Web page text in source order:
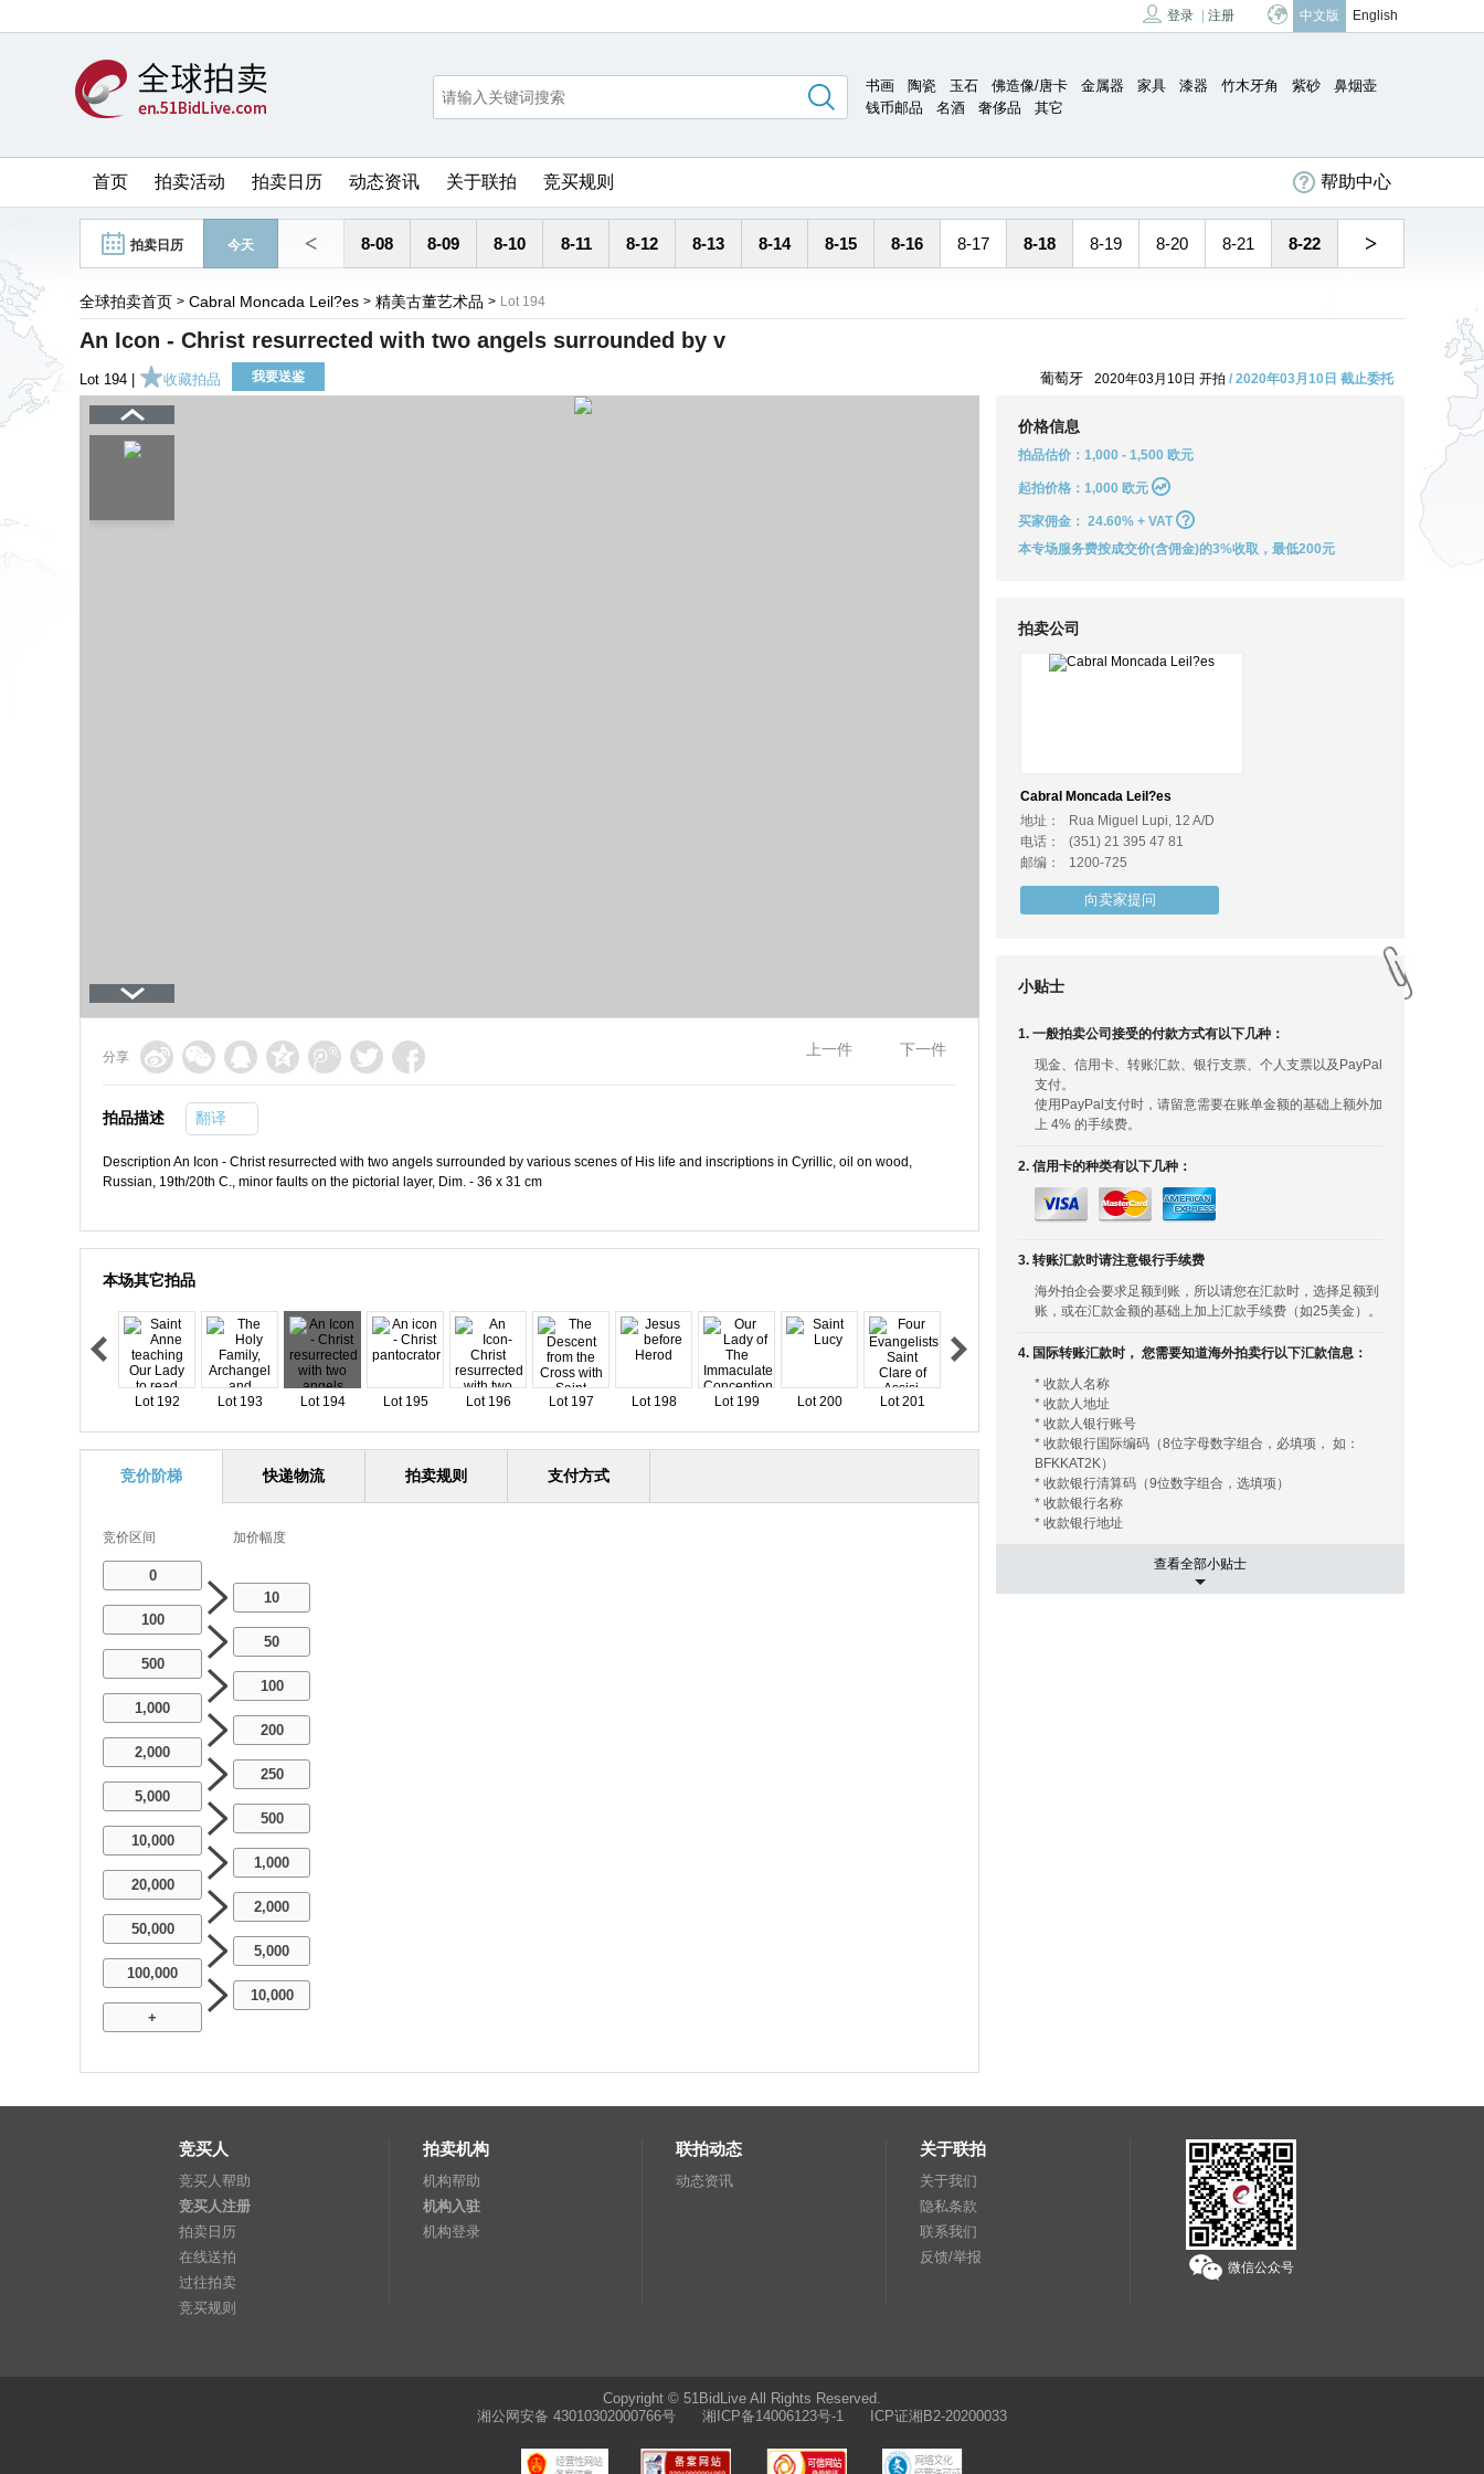
登录 注册 中文版 English
书画 陶瓷 玉石 佛造像/唐卡 金属器 家具 漆器 竹木牙角 紫砂
鼻烟壶
钱币邮品
名酒 奢侈品 其它
首页 拍卖活动 拍卖日历 动态资讯 关于联拍 竞买规则 帮助中心
拍卖日历 今天 < 8-08 8-09 8-10 8-11 8-12 8-13 8-14 8-15 8-16 8-17 8-18 8-19 8-20 8-21 8-22 >
全球拍卖首页 > Cabral Moncada Leil?es > 精美古董艺术品 > Lot 194
An Icon - Christ resurrected with two angels surrounded by v
Lot 194 | 收藏拍品 我要送鉴 葡萄牙 2020年03月10日 开拍 / 2020年03月10日 截止委托
分享 上一件 下一件
拍品描述 翻译
Description An Icon - Christ resurrected with two angels surrounded by various scenes of His life and inscriptions in Cyrillic, oil on wood,
Russian, 19th/20th C., minor faults on the pictorial layer, Dim. - 36 x 31 cm
本场其它拍品
Lot 192 Lot 193 Lot 194 Lot 195 Lot 196 Lot 197 Lot 198 Lot 199 Lot 200 Lot 201
竞价阶梯 快递物流 拍卖规则 支付方式
竞价区间 加价幅度
0
10
100
50
500
100
1,000
200
2,000
250
5,000
500
10,000
1,000
20,000
2,000
50,000
5,000
100,000
10,000
+
价格信息
拍品估价：1,000 - 1,500 欧元
起拍价格：1,000 欧元
买家佣金： 24.60% + VAT
本专场服务费按成交价(含佣金)的3%收取，最低200元
拍卖公司
Cabral Moncada Leil?es
地址：
Rua Miguel Lupi, 12 A/D
电话：
(351) 21 395 47 81
邮编：
1200-725
向卖家提问
小贴士
1. 一般拍卖公司接受的付款方式有以下几种：
现金、信用卡、转账汇款、银行支票、个人支票以及PayPal
支付。
使用PayPal支付时，请留意需要在账单金额的基础上额外加
上 4% 的手续费。
2. 信用卡的种类有以下几种：
3. 转账汇款时请注意银行手续费
海外拍企会要求足额到账，所以请您在汇款时，选择足额到
账，或在汇款金额的基础上加上汇款手续费（如25美金）。
4. 国际转账汇款时， 您需要知道海外拍卖行以下汇款信息：
* 收款人名称
* 收款人地址
* 收款人银行账号
* 收款银行国际编码（8位字母数字组合，必填项， 如：
BFKKAT2K）
* 收款银行清算码（9位数字组合，选填项）
* 收款银行名称
* 收款银行地址
有的海外拍卖行会替您安排和协调运输， 您只需要支付相关
查看全部小贴士
竞买人
竞买人帮助
竞买人注册
拍卖日历
在线送拍
过往拍卖
竞买规则
拍卖机构
机构帮助
机构入驻
机构登录
联拍动态
动态资讯
关于联拍
关于我们
隐私条款
联系我们
反馈/举报
微信公众号
Copyright © 51BidLive All Rights Reserved.
湘公网安备 43010302000766号 湘ICP备14006123号-1 ICP证湘B2-20200033